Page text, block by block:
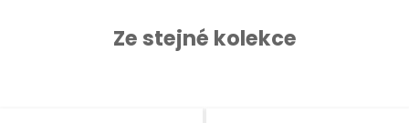
Ze stejné kolekce